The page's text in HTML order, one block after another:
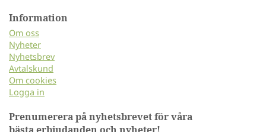
Information
Om oss
Nyheter
Nyhetsbrev
Avtalskund
Om cookies
Logga in
Prenumerera på nyhetsbrevet för våra